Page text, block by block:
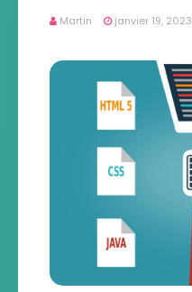
Martin janvier 19, 2023